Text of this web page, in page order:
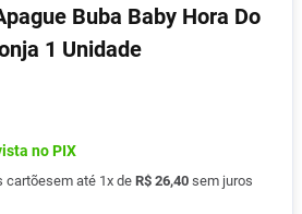
Buba Baby Hora Do
1 Unidade
no PIX
cartõesem até 1x de R$ 26,40 sem juros
Sec